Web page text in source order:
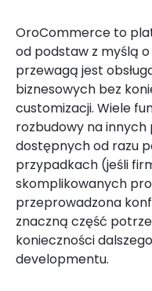
OroCommerce to
od podstaw z myślą o
przewagą jest
biznesowych bez
customizacji. Wiele
rozbudowy na
dostępnych od razu
przypadkach (jeśli
skomplikowanych
przeprowadzona
znaczną część
konieczności
developmentu.